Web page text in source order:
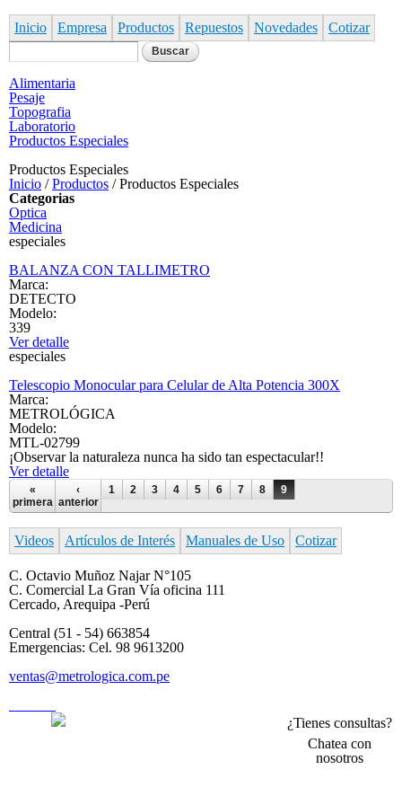
Inicio
Empresa Productos Repuestos Novedades
Cotizar
Formulario de búsqueda
Alimentaria
Pesaje
Topografia
Laboratorio
Productos Especiales
Productos Especiales
Inicio / Productos / Productos Especiales
Categorias
Optica
Medicina
especiales
BALANZA CON TALLIMETRO
Marca:
DETECTO
Modelo:
339
Ver detalle
especiales
Telescopio Monocular para Celular de Alta Potencia 300X
Marca:
METROLÓGICA
Modelo:
MTL-02799
¡Observar la naturaleza nunca ha sido tan espectacular!!
Ver detalle
Páginas
«
primera
‹
anterior
1 2 3 4 5 6 7 8 9
¿Tienes consultas?
Chatea con
nosotros
Videos Artículos de Interés Manuales de Uso Cotizar
C. Octavio Muñoz Najar N°105
C. Comercial La Gran Vía oficina 111
Cercado, Arequipa -Perú
Central (51 - 54) 663854
Emergencias: Cel. 98 9613200
ventas@metrologica.com.pe
Todos los derechos registrados - Metrologica Import Export SAC